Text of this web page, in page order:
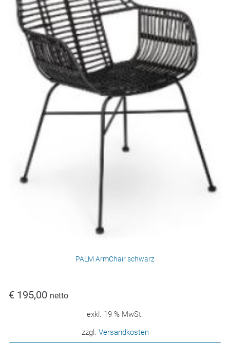
PALM ArmChair schwarz
€ 195,00 netto
exkl. 19 % MwSt.
zzgl. Versandkosten